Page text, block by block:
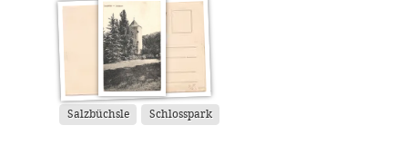
Salzbüchsle Schlosspark